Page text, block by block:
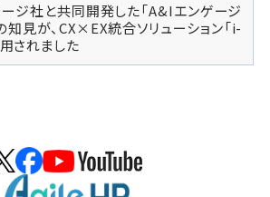
ージ社と共同開発した「A&Iエンゲージ
知見が、CX×EX統合ソリューション「i-
されました